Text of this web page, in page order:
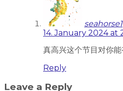
seahorse1
14. January 2024 at
真高兴这个节目对你能
Reply
Leave a Reply